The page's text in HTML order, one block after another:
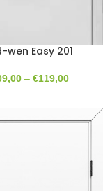
wen Easy 201
– €119,00